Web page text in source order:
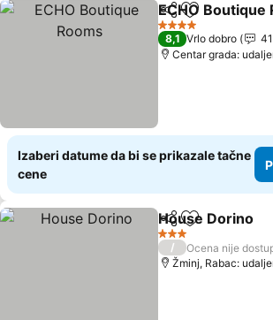
Deli Dodati u
ECHO Boutique
4 Zvezdice
8,1 Vrlo dobro
Centar grada:
Izaberi datume da bi se prikazale tačne
cene
Deli Dodati u
House Dorino
3 Zvezdice
/
Ocena nije
Žminj, Rabac: